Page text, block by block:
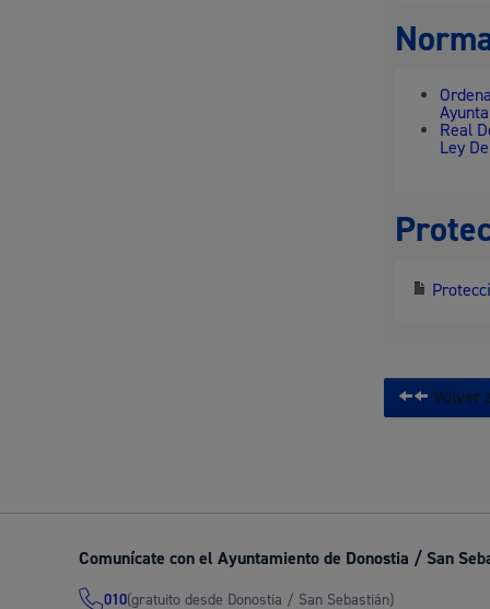
Real
Ley
Volver
Comunícate con el Ayuntamiento de Donostia / San
010(gratuito desde Donostia / San Sebastián)